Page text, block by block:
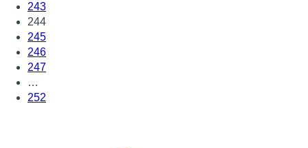
243
244
245
246
247
…
252